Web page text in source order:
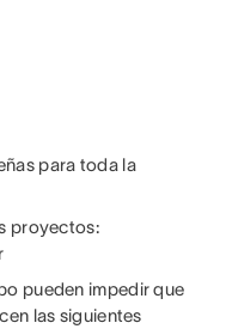
para toda la
proyectos:
pueden impedir que
las siguientes